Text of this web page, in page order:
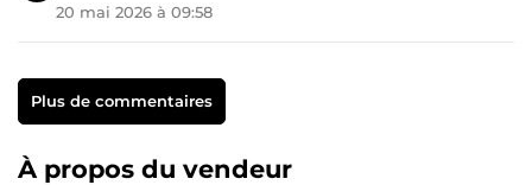
20 mai 2026 à 09:58
Plus de commentaires
À propos du vendeur